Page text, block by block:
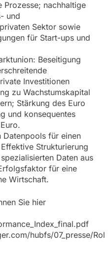
Prozesse; nachhaltige
und
Sektor sowie
für Start-ups und
Beseitigung
Investitionen
zu Wachstumskapital
Stärkung des Euro
und konsequentes
Datenpools für einen
Strukturierung
Daten aus
für eine
Wirtschaft.
Sie hier
hubfs/07_presse/